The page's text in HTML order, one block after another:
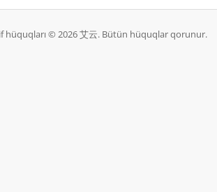
hüquqları © 2026 艾云. Bütün hüquqlar qorunur.